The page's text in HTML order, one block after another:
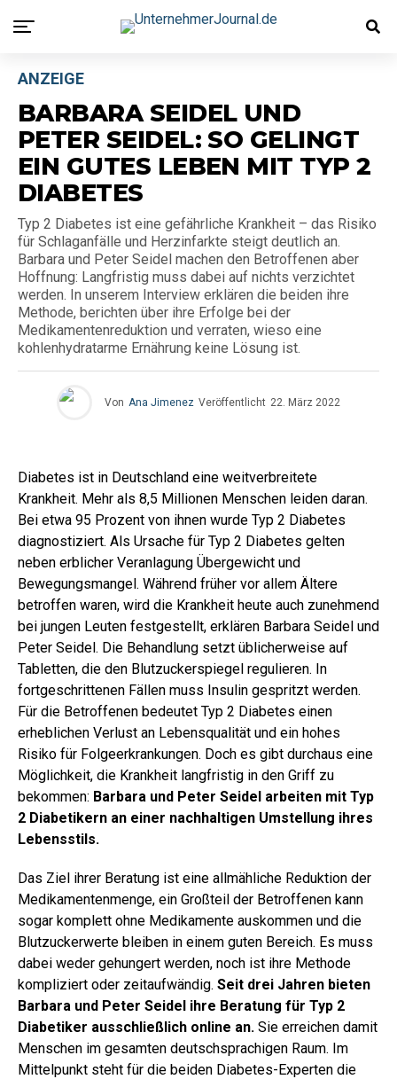
ANZEIGE
BARBARA SEIDEL UND
PETER SEIDEL: SO GELINGT
EIN GUTES LEBEN MIT TYP 2
DIABETES
Typ 2 Diabetes ist eine gefährliche Krankheit – das Risiko
für Schlaganfälle und Herzinfarkte steigt deutlich an.
Barbara und Peter Seidel machen den Betroffenen aber
Hoffnung: Langfristig muss dabei auf nichts verzichtet
werden. In unserem Interview erklären die beiden ihre
Methode, berichten über ihre Erfolge bei der
Medikamentenreduktion und verraten, wieso eine
kohlenhydratarme Ernährung keine Lösung ist.
Von Ana Jimenez Veröffentlicht 22. März 2022
Diabetes ist in Deutschland eine weitverbreitete
Krankheit. Mehr als 8,5 Millionen Menschen leiden daran.
Bei etwa 95 Prozent von ihnen wurde Typ 2 Diabetes
diagnostiziert. Als Ursache für Typ 2 Diabetes gelten
neben erblicher Veranlagung Übergewicht und
Bewegungsmangel. Während früher vor allem Ältere
betroffen waren, wird die Krankheit heute auch zunehmend
bei jungen Leuten festgestellt, erklären Barbara Seidel und
Peter Seidel. Die Behandlung setzt üblicherweise auf
Tabletten, die den Blutzuckerspiegel regulieren. In
fortgeschrittenen Fällen muss Insulin gespritzt werden.
Für die Betroffenen bedeutet Typ 2 Diabetes einen
erheblichen Verlust an Lebensqualität und ein hohes
Risiko für Folgeerkrankungen. Doch es gibt durchaus eine
Möglichkeit, die Krankheit langfristig in den Griff zu
bekommen: Barbara und Peter Seidel arbeiten mit Typ
2 Diabetikern an einer nachhaltigen Umstellung ihres
Lebensstils.
Das Ziel ihrer Beratung ist eine allmähliche Reduktion der
Medikamentenmenge, ein Großteil der Betroffenen kann
sogar komplett ohne Medikamente auskommen und die
Blutzuckerwerte bleiben in einem guten Bereich. Es muss
dabei weder gehungert werden, noch ist ihre Methode
kompliziert oder zeitaufwändig. Seit drei Jahren bieten
Barbara und Peter Seidel ihre Beratung für Typ 2
Diabetiker ausschließlich online an. Sie erreichen damit
Menschen im gesamten deutschsprachigen Raum. Im
Mittelpunkt steht für die beiden Diabetes-Experten die